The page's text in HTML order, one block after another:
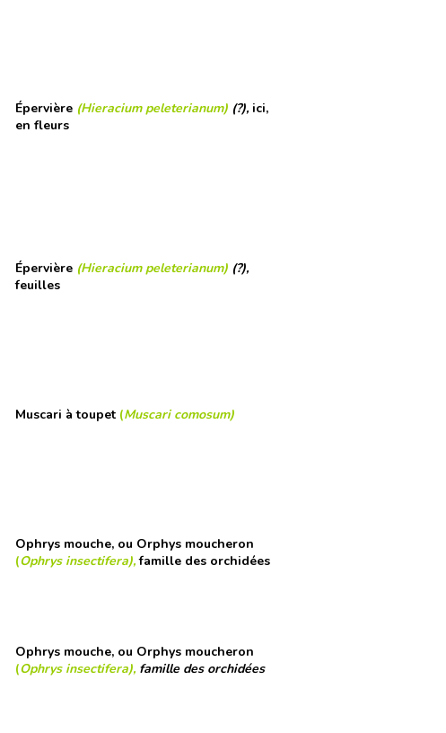
Épervière (Hieracium peleterianum) (?), ici,
en fleurs
Épervière (Hieracium peleterianum) (?),
feuilles
Muscari à toupet(Muscari comosum)
Ophrys mouche, ou Orphys moucheron
(Ophrys insectifera),famille des orchidées
Ophrys mouche, ou Orphys moucheron
(Ophrys insectifera), famille des orchidées